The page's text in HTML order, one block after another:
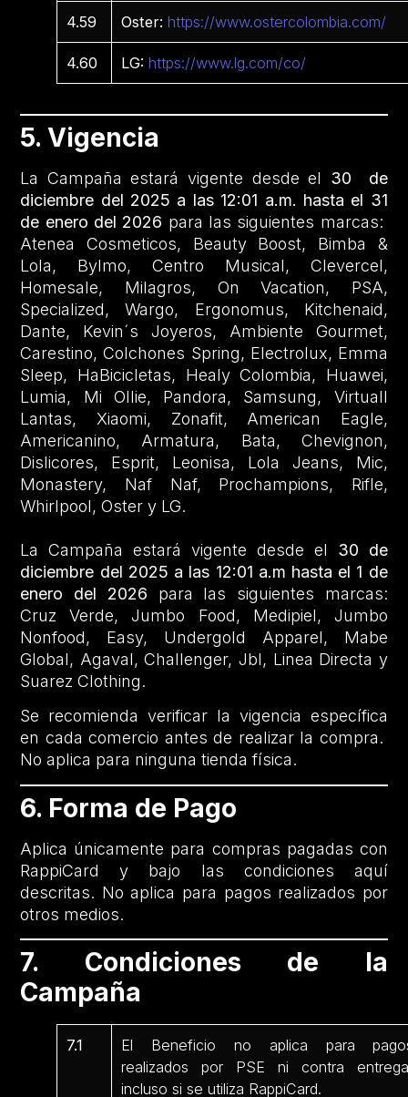
4.59 Oster: https://www.ostercolombia.com/
4.60 LG: https://www.lg.com/co/
5. Vigencia
La Campaña estará vigente desde el 30 de
diciembre del 2025 a las 12:01 a.m. hasta el 31
de enero del 2026 para las siguientes marcas:
Atenea Cosmeticos, Beauty Boost, Bimba &
Lola, Bylmo, Centro Musical, Clevercel,
Homesale, Milagros, On Vacation, PSA,
Specialized, Wargo, Ergonomus, Kitchenaid,
Dante, Kevin´s Joyeros, Ambiente Gourmet,
Carestino, Colchones Spring, Electrolux, Emma
Sleep, HaBicicletas, Healy Colombia, Huawei,
Lumia, Mi Ollie, Pandora, Samsung, Virtuall
Lantas, Xiaomi, Zonafit, American Eagle,
Americanino, Armatura, Bata, Chevignon,
Dislicores, Esprit, Leonisa, Lola Jeans, Mic,
Monastery, Naf Naf, Prochampions, Rifle,
Whirlpool, Oster y LG.
La Campaña estará vigente desde el 30 de
diciembre del 2025 a las 12:01 a.m hasta el 1 de
enero del 2026 para las siguientes marcas:
Cruz Verde, Jumbo Food, Medipiel, Jumbo
Nonfood, Easy, Undergold Apparel, Mabe
Global, Agaval, Challenger, Jbl, Linea Directa y
Suarez Clothing.
Se recomienda verificar la vigencia específica
en cada comercio antes de realizar la compra.
No aplica para ninguna tienda física.
6. Forma de Pago
Aplica únicamente para compras pagadas con
RappiCard y bajo las condiciones aquí
descritas. No aplica para pagos realizados por
otros medios.
7. Condiciones de la
Campaña
7.1
El Beneficio no aplica para
realizados por PSE ni contra
incluso si se utiliza RappiCard.